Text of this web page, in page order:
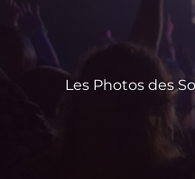
Les Photos des